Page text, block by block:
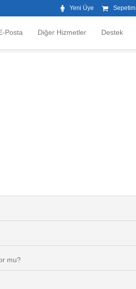
Yeni Üye Sepetim
Posta Diğer Hizmetler Destek
mu?